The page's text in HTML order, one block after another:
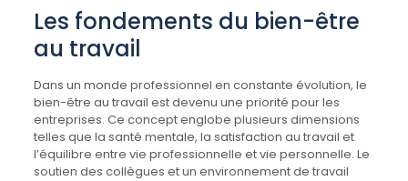
Les fondements du bien-être
au travail
Dans un monde professionnel en constante évolution, le
bien-être au travail est devenu une priorité pour les
entreprises. Ce concept englobe plusieurs dimensions
telles que la santé mentale, la satisfaction au travail et
l’équilibre entre vie professionnelle et vie personnelle. Le
soutien des collègues et un environnement de travail